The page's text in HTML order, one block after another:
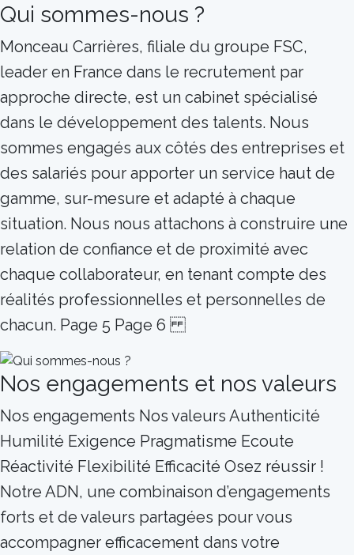
Qui sommes-nous ?
Monceau Carrières, filiale du groupe FSC,
leader en France dans le recrutement par
approche directe, est un cabinet spécialisé
dans le développement des talents. Nous
sommes engagés aux côtés des entreprises et
des salariés pour apporter un service haut de
gamme, sur-mesure et adapté à chaque
situation. Nous nous attachons à construire une
relation de confiance et de proximité avec
chaque collaborateur, en tenant compte des
réalités professionnelles et personnelles de
chacun. Page 5 Page 6
Nos engagements et nos valeurs
Nos engagements Nos valeurs Authenticité
Humilité Exigence Pragmatisme Ecoute
Réactivité Flexibilité Efficacité Osez réussir !
Notre ADN, une combinaison d’engagements
forts et de valeurs partagées pour vous
accompagner efficacement dans votre